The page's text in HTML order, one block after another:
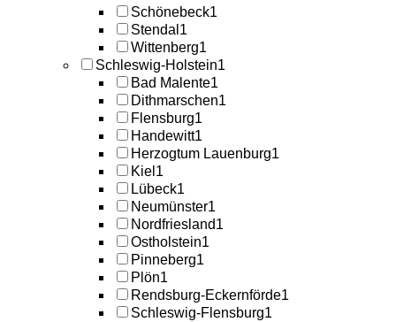
Schönebeck1
Stendal 1
Wittenberg1
Schleswig-Holstein1
Bad Malente1
Dithmarschen1
Flensburg1
Handewitt1
Herzogtum Lauenburg1
Kiel 1
Lübeck1
Neumünster1
Nordfriesland1
Ostholstein1
Pinneberg1
Plön1
Rendsburg-Eckernförde1
Schleswig-Flensburg1